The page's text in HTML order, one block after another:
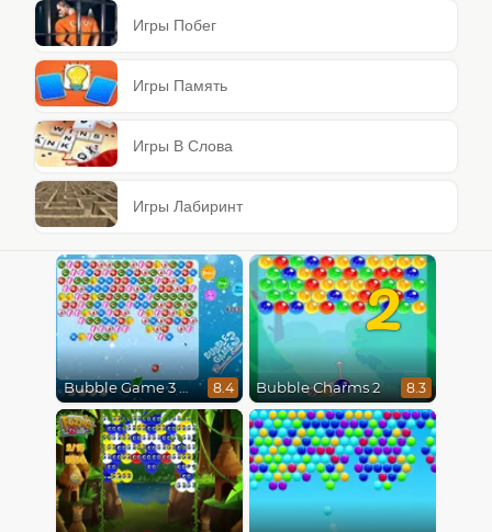
Игры Побег
Игры Память
Игры В Слова
Игры Лабиринт
Bubble Game 3 Christmas 8.4
2
Bubble Charms 2 8.3